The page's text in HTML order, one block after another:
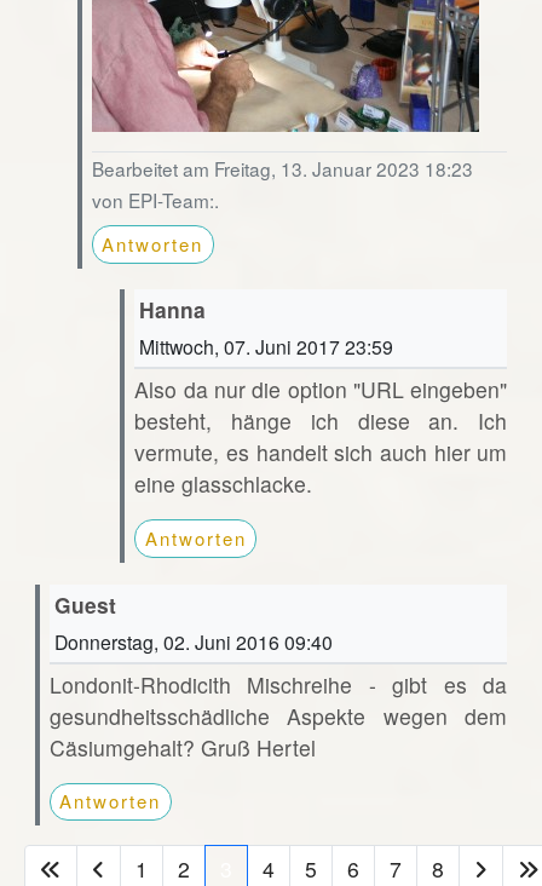
Bearbeitet am Freitag, 13. Januar 2023 18:23
von EPI-Team:.
Antworten
Hanna
Mittwoch, 07. Juni 2017 23:59
Also da nur die option "URL eingeben"
besteht, hänge ich diese an. Ich
vermute, es handelt sich auch hier um
eine glasschlacke.
Antworten
Guest
Donnerstag, 02. Juni 2016 09:40
Londonit-Rhodicith Mischreihe - gibt es da
gesundheitsschädliche Aspekte wegen dem
Cäsiumgehalt? Gruß Hertel
Antworten
1 2 4 5 6 7 8